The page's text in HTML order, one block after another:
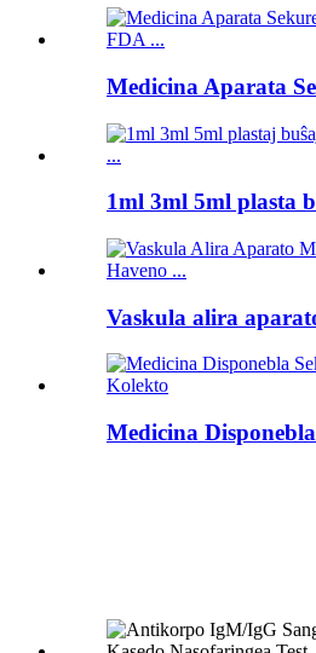
Medicina Aparata
1ml 3ml 5ml plasta
Vaskula alira
Medicina